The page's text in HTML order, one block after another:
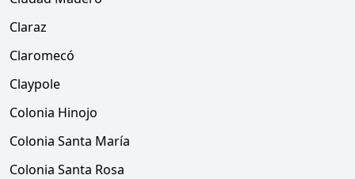
Claraz
Claromecó
Claypole
Colonia Hinojo
Colonia Santa María
Colonia Santa Rosa